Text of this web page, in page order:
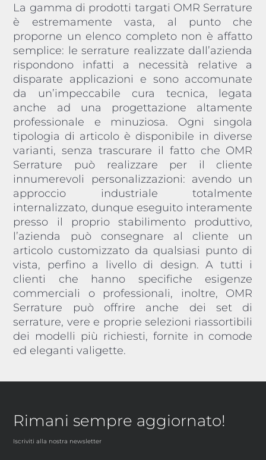
La gamma di prodotti targati OMR Serrature
è estremamente vasta, al punto che
proporne un elenco completo non è affatto
semplice: le serrature realizzate dall’azienda
rispondono infatti a necessità relative a
disparate applicazioni e sono accomunate
da un’impeccabile cura tecnica, legata
anche ad una progettazione altamente
professionale e minuziosa. Ogni singola
tipologia di articolo è disponibile in diverse
varianti, senza trascurare il fatto che OMR
Serrature può realizzare per il cliente
innumerevoli personalizzazioni: avendo un
approccio industriale totalmente
internalizzato, dunque eseguito interamente
presso il proprio stabilimento produttivo,
l’azienda può consegnare al cliente un
articolo customizzato da qualsiasi punto di
vista, perfino a livello di design. A tutti i
clienti che hanno specifiche esigenze
commerciali o professionali, inoltre, OMR
Serrature può offrire anche dei set di
serrature, vere e proprie selezioni riassortibili
dei modelli più richiesti, fornite in comode
ed eleganti valigette.
Rimani sempre aggiornato!
Iscriviti alla nostra newsletter